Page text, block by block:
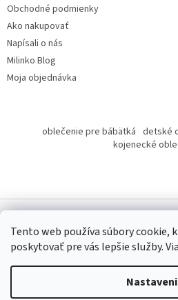
Tento web používa súbory cookie,
poskytovať pre vás lepšie služby.
Obchodné podmienky
Ako nakupovať
Napísali o nás
Milinko Blog
Moja objednávka
oblečenie pre bábätká detské
kojenecké
Copyright 2026Milinko oblečenie.